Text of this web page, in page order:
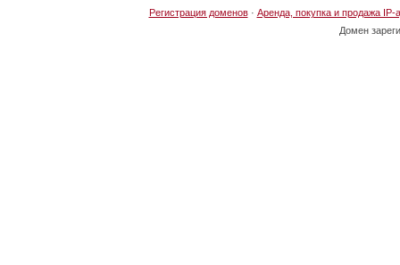
Регистрация доменов· Аренда, покупка и продажа IP-
Домен